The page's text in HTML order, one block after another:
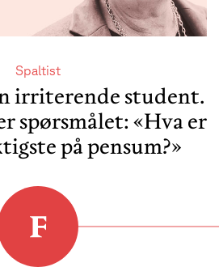
Spaltist
irriterende student.
spørsmålet: «Hva er
på pensum?»